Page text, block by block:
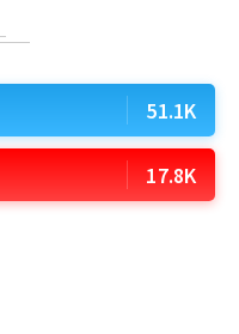
51.1K
17.8K